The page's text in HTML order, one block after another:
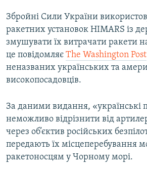
КТАТ
Усі сайти RFE/RL
Збройні Сили України
ракетних установок HIMARS із
змушувати їх витрачати ракети
це повідомляє The Washington Post
неназваних українських та
високопосадовців.
За даними видання, «українські
неможливо відрізнити від
через об’єктив російських
передають їх місцеперебування
ракетоносцям у Чорному морі.